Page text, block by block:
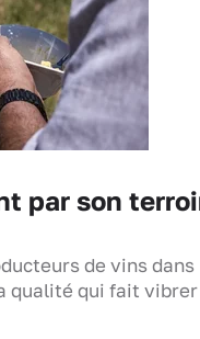
par son
de vins dans
qualité qui fait